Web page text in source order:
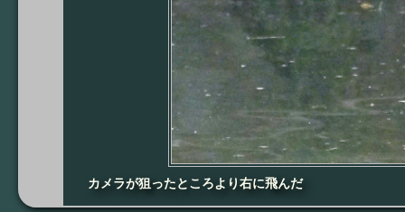
カメラが狙ったところより右に飛んだ